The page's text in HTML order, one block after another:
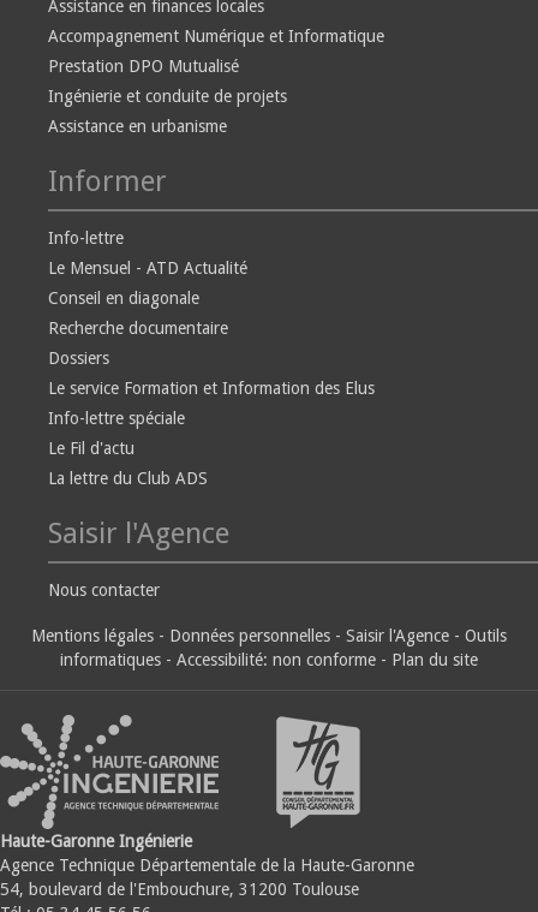
Assistance en finances locales
Accompagnement Numérique et Informatique
Prestation DPO Mutualisé
Ingénierie et conduite de projets
Assistance en urbanisme
Informer
Info-lettre
Le Mensuel - ATD Actualité
Conseil en diagonale
Recherche documentaire
Dossiers
Le service Formation et Information des Elus
Info-lettre spéciale
Le Fil d'actu
La lettre du Club ADS
Saisir l'Agence
Nous contacter
Mentions légales - Données personnelles - Saisir l'Agence - Outils
informatiques - Accessibilité: non conforme - Plan du site
Haute-Garonne Ingénierie
Agence Technique Départementale de la Haute-Garonne
54, boulevard de l'Embouchure, 31200 Toulouse